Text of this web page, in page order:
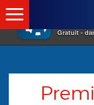
×
Gratuit -